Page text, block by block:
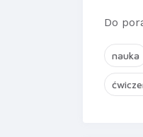
Do
nauka